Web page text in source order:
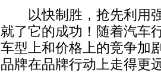
以快制胜，抢先利用强
就了它的成功！随着汽车
车型上和价格上的竞争加
品牌在品牌行动上走得更